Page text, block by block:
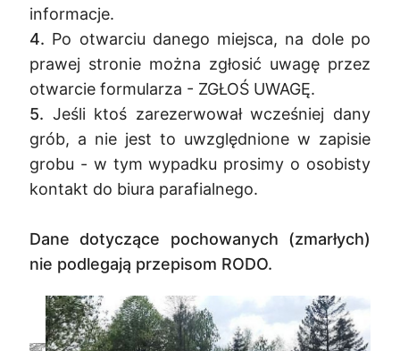
informacje.
4. Po otwarciu danego miejsca, na dole po
prawej stronie można zgłosić uwagę przez
otwarcie formularza - ZGŁOŚ UWAGĘ.
5. Jeśli ktoś zarezerwował wcześniej dany
grób, a nie jest to uwzględnione w zapisie
grobu - w tym wypadku prosimy o osobisty
kontakt do biura parafialnego.
Dane dotyczące pochowanych (zmarłych)
nie podlegają przepisom RODO.